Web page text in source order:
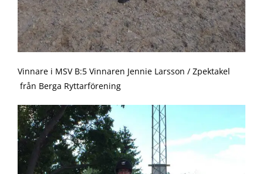
Vinnare i MSV B:5 Vinnaren Jennie Larsson / Zpektakel
från Berga Ryttarförening